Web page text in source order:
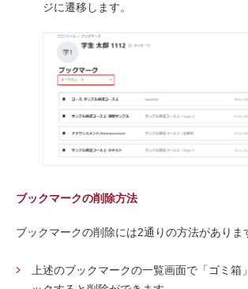
ジに遷移します。
ブックマークの削除方法
ブックマークの削除には2通りの方法がありま
上述のブックマークの一覧画面で「ゴミ箱